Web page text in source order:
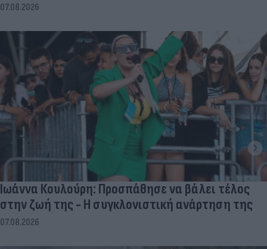
07.08.2026
Ιωάννα Κουλούρη: Προσπάθησε να βάλει τέλος
στην ζωή της - Η συγκλονιστική ανάρτηση της
07.08.2026